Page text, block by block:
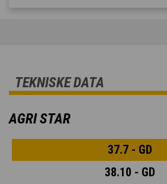
TEKNISKE DATA
AGRI STAR
37.7 - GD
38.10 - GD